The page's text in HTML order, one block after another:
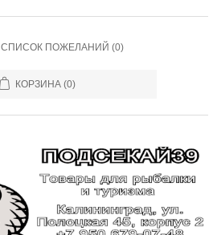
СПИСОК ПОЖЕЛАНИЙ (0)
КОРЗИНА (0)